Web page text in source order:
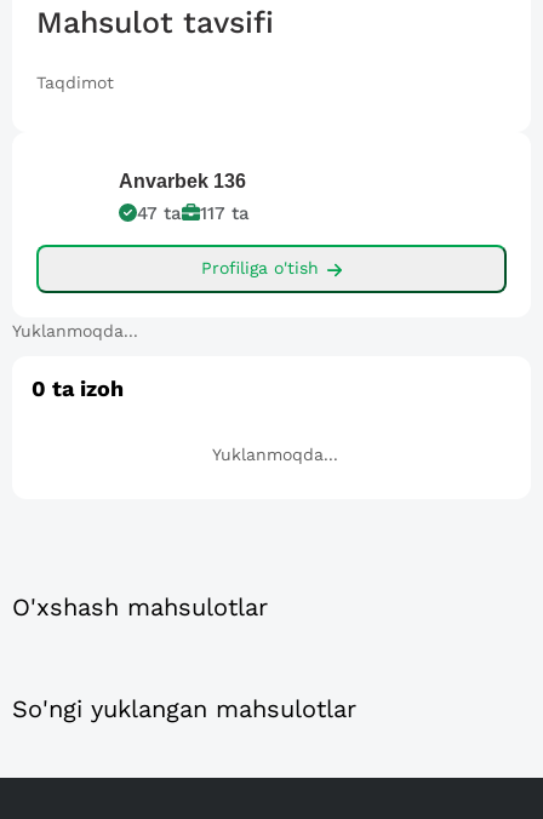
Mahsulot tavsifi
Taqdimot
Anvarbek 136
47 ta 117 ta
Profiliga o'tish
Yuklanmoqda...
0 ta izoh
Yuklanmoqda...
O'xshash mahsulotlar
So'ngi yuklangan mahsulotlar